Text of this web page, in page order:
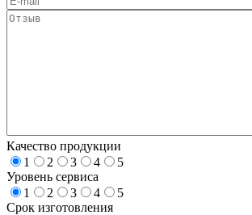
Качество продукции
1
2 3 4
5
Уровень сервиса
1
2 3 4
5
Срок изготовления